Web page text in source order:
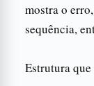
mostra o
sequência,
Estrutura